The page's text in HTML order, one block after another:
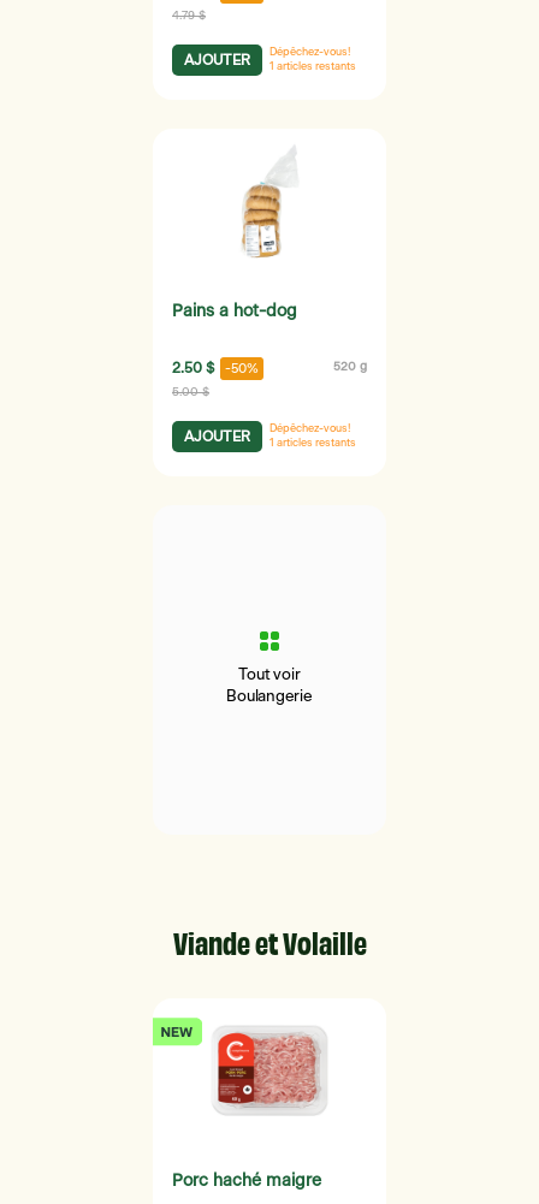
4.79 $
AJOUTER
Dépêchez-vous!
1 articles restants
Pains a hot-dog
2.50 $ -50% 520 g
5.00 $
AJOUTER
Dépêchez-vous!
1 articles restants
Tout voir
Boulangerie
Viande et Volaille
Porc haché maigre